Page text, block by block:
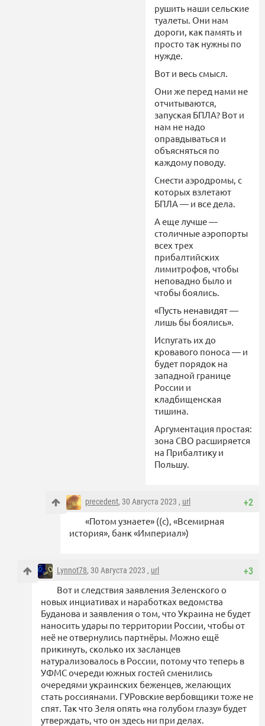
рушить наши сельские
туалеты. Они нам
дороги, как память и
просто так нужны по
нужде.
Вот и весь смысл.
Они же перед нами не
отчитываются,
запуская БПЛА? Вот и
нам не надо
оправдываться и
объясняться по
каждому поводу.
Снести аэродромы, с
которых взлетают
БПЛА — и все дела.
А еще лучше —
столичные аэропорты
всех трех
прибалтийских
лимитрофов, чтобы
неповадно было и
чтобы боялись.
«Пусть ненавидят —
лишь бы боялись».
Испугать их до
кровавого поноса — и
будет порядок на
западной границе
России и
кладбищенская
тишина.
Аргументация простая:
зона СВО расширяется
на Прибалтику и
Польшу.
+2
precedent, 30 Августа 2023 , url
«Потом узнаете» ((с), «Всемирная
история», банк «Империал»)
+3
Lynnot78, 30 Августа 2023 , url
Вот и следствия заявления Зеленского о
новых инциативах и наработках ведомства
Буданова и заявления о том, что Украина не будет
наносить удары по территории России, чтобы от
неё не отвернулись партнёры. Можно ещё
прикинуть, сколько их засланцев
натурализовалось в России, потому что теперь в
УФМС очереди южных гостей сменились
очередями украинских беженцев, желающих
стать россиянами. ГУРовские вербовщики тоже не
спят. Так что Зеля опять «на голубом глазу» будет
утверждать, что он здесь ни при делах.